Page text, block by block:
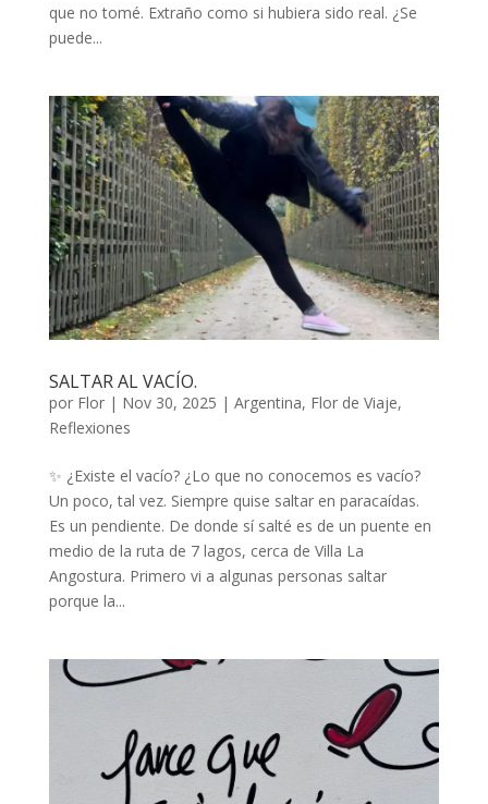
que no tomé. Extraño como si hubiera sido real. ¿Se
puede...
SALTAR AL VACÍO.
por Flor| Nov 30, 2025 | Argentina, Flor de Viaje,
Reflexiones
✨ ¿Existe el vacío? ¿Lo que no conocemos es vacío?
Un poco, tal vez. Siempre quise saltar en paracaídas.
Es un pendiente. De donde sí salté es de un puente en
medio de la ruta de 7 lagos, cerca de Villa La
Angostura. Primero vi a algunas personas saltar
porque la...